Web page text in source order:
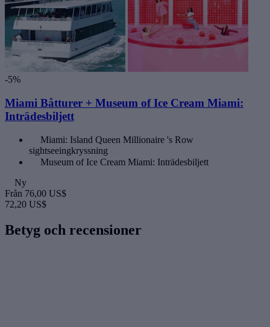
-5%
Miami Båtturer + Museum of Ice Cream Miami:
Inträdesbiljett
Miami: Island Queen Millionaire 's Row
sightseeingkryssning
Museum of Ice Cream Miami: Inträdesbiljett
Ny
Från 76,00 US$
72,20 US$
Betyg och recensioner